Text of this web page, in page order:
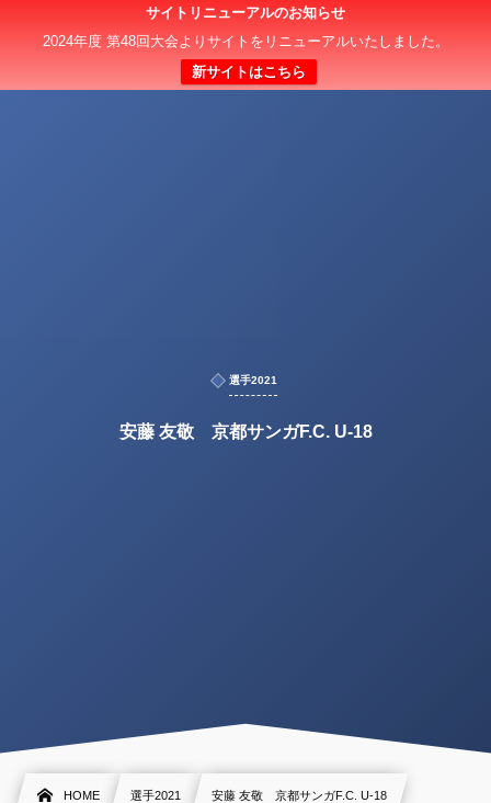
サイトリニューアルのお知らせ
2024年度 第48回大会よりサイトをリニューアルいたしました。
新サイトはこちら
選手2021
安藤 友敬 京都サンガF.C. U-18
HOME 選手2021 安藤 友敬 京都サンガF.C. U-18